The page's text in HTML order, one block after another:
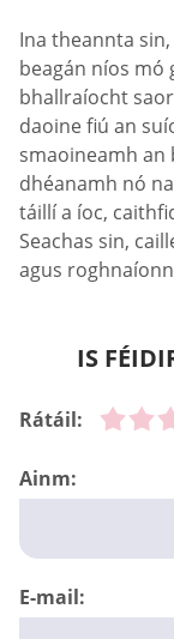
Ina theannta
beagán níos mó
bhallraíocht
daoine fiú an
smaoineamh an
dhéanamh nó
táillí a íoc,
Seachas sin,
agus
IS
Rátáil:
Ainm:
E-mail: